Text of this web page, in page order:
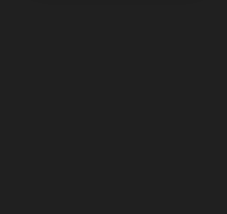
【紹介婚】春の
【独婚祭2026】
【2月限定】“女